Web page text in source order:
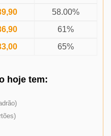
58.00%
61%
65%
hojetem: